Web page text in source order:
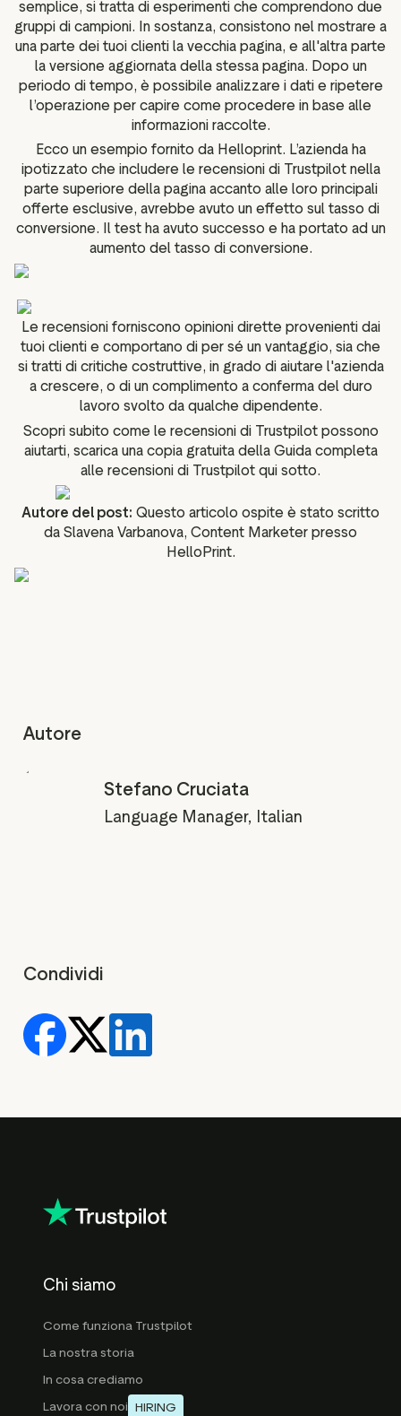
semplice, si tratta di esperimenti che comprendono due
gruppi di campioni. In sostanza, consistono nel mostrare a
una parte dei tuoi clienti la vecchia pagina, e all'altra parte
la versione aggiornata della stessa pagina. Dopo un
periodo di tempo, è possibile analizzare i dati e ripetere
l’operazione per capire come procedere in base alle
informazioni raccolte.
Ecco un esempio fornito da Helloprint. L’azienda ha
ipotizzato che includere le recensioni di Trustpilot nella
parte superiore della pagina accanto alle loro principali
offerte esclusive, avrebbe avuto un effetto sul tasso di
conversione. Il test ha avuto successo e ha portato ad un
aumento del tasso di conversione.
Le recensioni forniscono opinioni dirette provenienti dai
tuoi clienti e comportano di per sé un vantaggio, sia che
si tratti di critiche costruttive, in grado di aiutare l'azienda
a crescere, o di un complimento a conferma del duro
lavoro svolto da qualche dipendente.
Scopri subito come le recensioni di Trustpilot possono
aiutarti, scarica una copia gratuita della Guida completa
alle recensioni di Trustpilot qui sotto.
Autore del post: Questo articolo ospite è stato scritto
da Slavena Varbanova, Content Marketer presso
HelloPrint.
Autore
Stefano Cruciata
Language Manager, Italian
Condividi
Chi siamo
Come funziona Trustpilot
La nostra storia
In cosa crediamo
Lavora con noi HIRING